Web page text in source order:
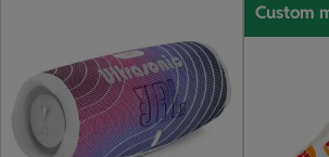
Custom